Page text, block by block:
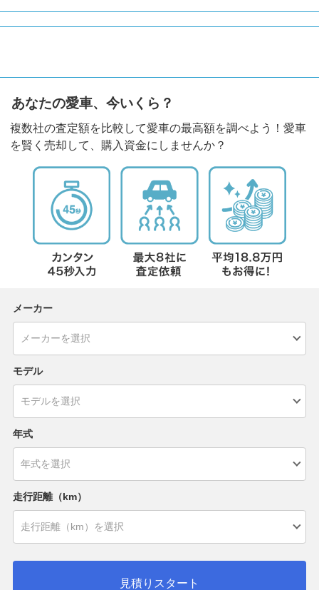
あなたの愛車、今いくら？
複数社の査定額を比較して愛車の最高額を調べよう！愛車
を賢く売却して、購入資金にしませんか？
メーカー
モデル
年式
走行距離（km）
見積りスタート